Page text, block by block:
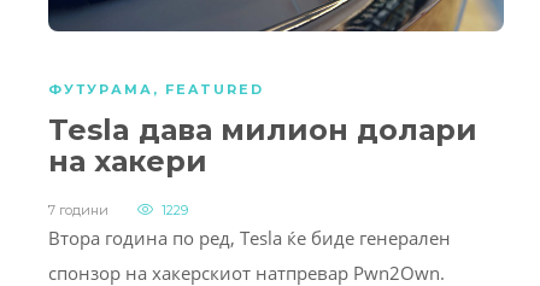
ФУТУРАМА , FEATURED
Tesla дава милион долари
на хакери
7 години 1229
Втора година по ред, Tesla ќе биде генерален
спонзор на хакерскиот натпревар Pwn2Own.